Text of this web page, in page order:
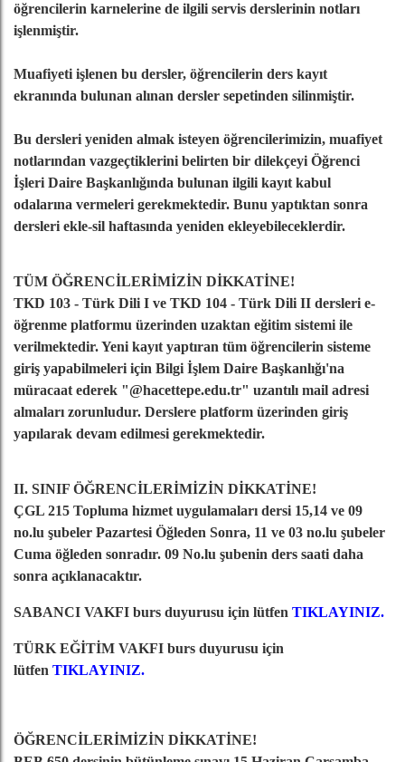
öğrencilerin karnelerine de ilgili servis derslerinin notları
işlenmiştir.
Muafiyeti işlenen bu dersler, öğrencilerin ders kayıt
ekranında bulunan alınan dersler sepetinden silinmiştir.
Bu dersleri yeniden almak isteyen öğrencilerimizin, muafiyet
notlarından vazgeçtiklerini belirten bir dilekçeyi Öğrenci
İşleri Daire Başkanlığında bulunan ilgili kayıt kabul
odalarına vermeleri gerekmektedir. Bunu yaptıktan sonra
dersleri ekle-sil haftasında yeniden ekleyebileceklerdir.
TÜM ÖĞRENCİLERİMİZİN DİKKATİNE!
TKD 103 - Türk Dili I ve TKD 104 - Türk Dili II dersleri e-
öğrenme platformu üzerinden uzaktan eğitim sistemi ile
verilmektedir. Yeni kayıt yaptıran tüm öğrencilerin sisteme
giriş yapabilmeleri için Bilgi İşlem Daire Başkanlığı'na
müracaat ederek "@hacettepe.edu.tr" uzantılı mail adresi
almaları zorunludur. Derslere platform üzerinden giriş
yapılarak devam edilmesi gerekmektedir.
II. SINIF ÖĞRENCİLERİMİZİN DİKKATİNE!
ÇGL 215 Topluma hizmet uygulamaları dersi 15,14 ve 09
no.lu şubeler Pazartesi Öğleden Sonra, 11 ve 03 no.lu şubeler
Cuma öğleden sonradır. 09 No.lu şubenin ders saati daha
sonra açıklanacaktır.
SABANCI VAKFI burs duyurusu için lütfen TIKLAYINIZ.
TÜRK EĞİTİM VAKFI burs duyurusu için
lütfen TIKLAYINIZ.
ÖĞRENCİLERİMİZİN DİKKATİNE!